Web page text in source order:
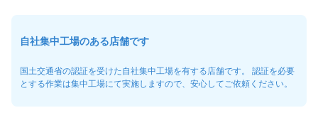
自社集中工場のある店舗です
国土交通省の認証を受けた自社集中工場を有する店舗です。 認証を必要
とする作業は集中工場にて実施しますので、安心してご依頼ください。